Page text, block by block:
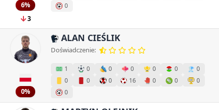
6%
3
0
0%
ALAN CIEŚLIK
Doświadczenie:
1 0 0 0 0 0
0
0
0 0 16 0 0
0
0